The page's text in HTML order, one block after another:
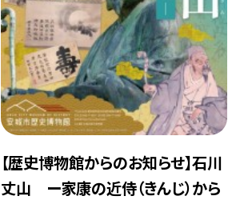
【歴史博物館からのお知らせ】石川
丈山 ー家康の近侍（きんじ）から